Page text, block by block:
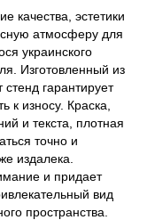
качества, эстетики
атмосферу для
украинского
Изготовленный из
стенд гарантирует
к износу. Краска,
и текста, плотная
точно и
издалека.
и придает
вид
пространства.